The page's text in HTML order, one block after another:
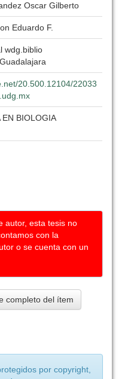
Oscar Gilberto
Eduardo F.
wdg.biblio
20.500.12104/22033
EN BIOLOGIA
autor, esta tesis no
con la
o se cuenta con un
completo del ítem
por copyright,